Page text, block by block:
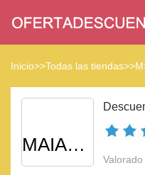
Inicio>>Todas las tiendas>>M
MAIASHOP